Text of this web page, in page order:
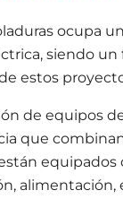
ocupa
siendo un
estos
de equipos
que
alimentación,